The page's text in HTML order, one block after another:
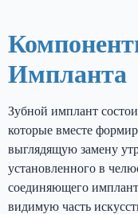
Импланта
Зубной имплант
которые вместе
выглядящую замену
установленного в
соединяющего
видимую часть